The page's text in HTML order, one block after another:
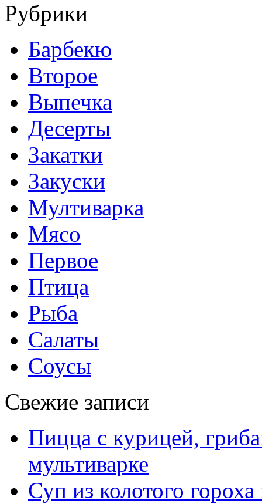
Рубрики
Барбекю
Второе
Выпечка
Десерты
Закатки
Закуски
Мултиварка
Мясо
Первое
Птица
Рыба
Салаты
Соусы
Свежие записи
Пицца с курицей,
мультиварке
Суп из колотого